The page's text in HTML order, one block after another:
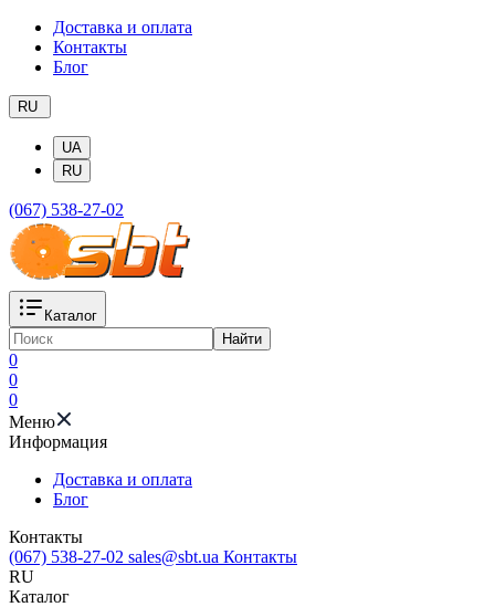
Доставка и оплата
Контакты
Блог
RU
UA
RU
(067) 538-27-02
Каталог
Найти
0
0
0
Меню
Информация
Доставка и оплата
Блог
Контакты
(067) 538-27-02 sales@sbt.ua Контакты
RU
Каталог